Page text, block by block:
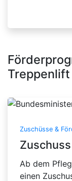
Zuschüsse &
Ab dem
einen